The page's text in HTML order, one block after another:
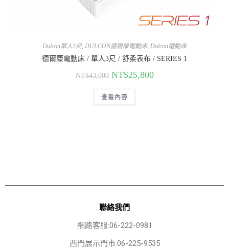
Dulcon單人3尺, DULCON德爾康電動床, Dulcon電動床
德爾康電動床 / 單人3尺 / 舒柔表布 / SERIES 1
NT$43,000 NT$25,800
查看內容
聯絡我們
網路客服:06-222-0981
西門展示門市:06-225-9535